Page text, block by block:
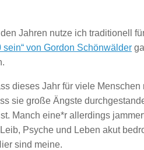
Jahren nutze ich traditionell
sein“ von Gordon Schönwälder
dieses Jahr für viele
sie große Ängste
Manch eine*r allerdings
Psyche und Leben akut
sind meine.